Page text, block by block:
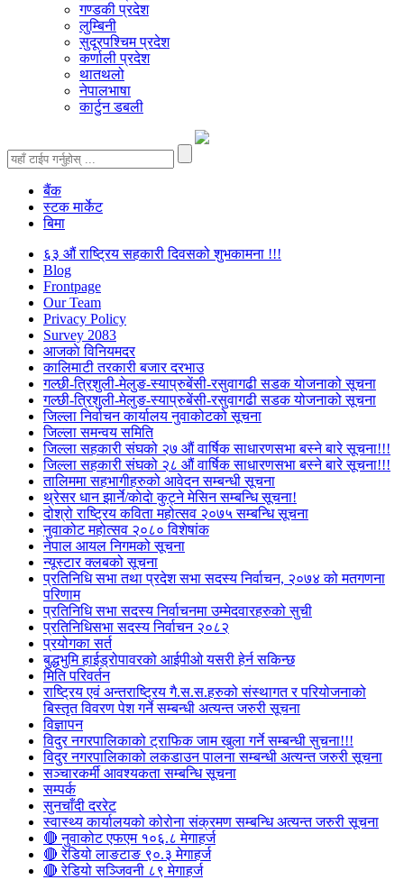
गण्डकी प्रदेश
लुम्बिनी
सुदूरपश्चिम प्रदेश
कर्णाली प्रदेश
थातथलो
नेपालभाषा
कार्टुन डबली
बैंक
स्टक मार्केट
बिमा
६३ औं राष्ट्रिय सहकारी दिवसको शुभकामना !!!
Blog
Frontpage
Our Team
Privacy Policy
Survey 2083
आजकाे विनियमदर
कालिमाटी तरकारी बजार दरभाउ
गल्छी-त्रिशुली-मेलुङ-स्याप्रुबेंसी-रसुवागढी सडक योजनाको सूचना
गल्छी-त्रिशुली-मेलुङ-स्याप्रुबेंसी-रसुवागढी सडक योजनाको सूचना
जिल्ला निर्वाचन कार्यालय नुवाकोटको सूचना
जिल्ला समन्वय समिति
जिल्ला सहकारी संघको २७ औं वार्षिक साधारणसभा बस्ने बारे सूचना!!!
जिल्ला सहकारी संघको २८ औं वार्षिक साधारणसभा बस्ने बारे सूचना!!!
तालिममा सहभागीहरुको आवेदन सम्बन्धी सूचना
थ्रेसर धान झार्ने/काेदाे कुट्ने मेसिन सम्बन्धि सूचना!
दोश्रो राष्ट्रिय कविता महोत्सव २०७५ सम्बन्धि सूचना
नुवाकोट महोत्सव २०८० विशेषांक
नेपाल आयल निगमको सूचना
न्यूस्टार क्लबको सूचना
प्रतिनिधि सभा तथा प्रदेश सभा सदस्य निर्वाचन, २०७४ को मतगणना
परिणाम
प्रतिनिधि सभा सदस्य निर्वाचनमा उम्मेदवारहरुको सुची
प्रतिनिधिसभा सदस्य निर्वाचन २०८२
प्रयोगका सर्त
बुद्धभुमि हाईड्रोपावरको आईपीओ यसरी हेर्न सकिन्छ
मिति परिवर्तन
राष्ट्रिय एवं अन्तराष्ट्रिय गै.स.स.हरुको संस्थागत र परियोजनाको
बिस्तृत विवरण पेश गर्ने सम्बन्धी अत्यन्त जरुरी सूचना
विज्ञापन
विदुर नगरपालिकाको ट्राफिक जाम खुला गर्ने सम्बन्धी सुचना!!!
विदुर नगरपालिकाको लकडाउन पालना सम्बन्धी अत्यन्त जरुरी सूचना
सञ्चारकर्मी आवश्यकता सम्बन्धि सूचना
सम्पर्क
सुनचाँदी दररेट
स्वास्थ्य कार्यालयको कोरोना संक्रमण सम्बन्धि अत्यन्त जरुरी सूचना
🔴 नुवाकोट एफएम १०६.८ मेगाहर्ज
🔴 रेडियो लाङटाङ ९०.३ मेगाहर्ज
🔴 रेडियो सञ्जिवनी ८९ मेगाहर्ज